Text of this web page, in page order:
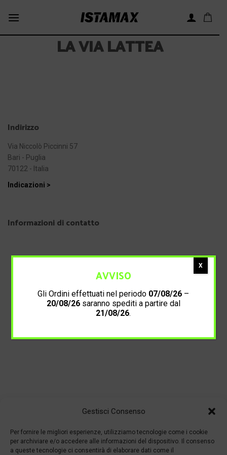
Gestisci Consenso
Per fornire le migliori esperienze, utilizziamo tecnologie come i cookie
per archiviare e/o accedere alle informazioni del dispositivo. Il consenso
a queste tecnologie ci consentirà di elaborare dati come il
LA VIA LATTEA
Indirizzo
Via Niccolò Piccinni 57
Bari - Puglia
70122 - Italia
Indicazioni >
Informazioni di contatto
AVVISO
Gli Ordini effettuati nel periodo 07/08/26 –
20/08/26saranno spediti a partire dal
21/08/26.
X